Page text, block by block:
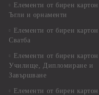
Елементи от бирен
Ъгли и орнаменти
Елементи от бирен
Сватба
Елементи от бирен
Училище, Дипломиране и
Завършване
Елементи от бирен